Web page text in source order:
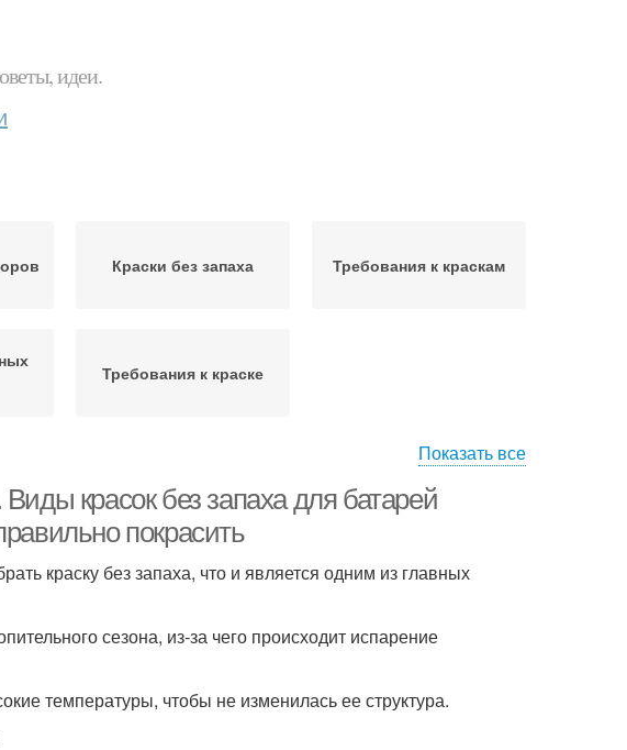
идеи.
Краски без запаха Требования к краскам
Требования к краске
Показать все
красок без запаха для батарей
покрасить
краску без запаха, что и является одним из главных
сезона, из-за чего происходит испарение
температуры, чтобы не изменилась ее структура.